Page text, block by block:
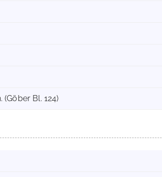
(Göber Bl. 124)